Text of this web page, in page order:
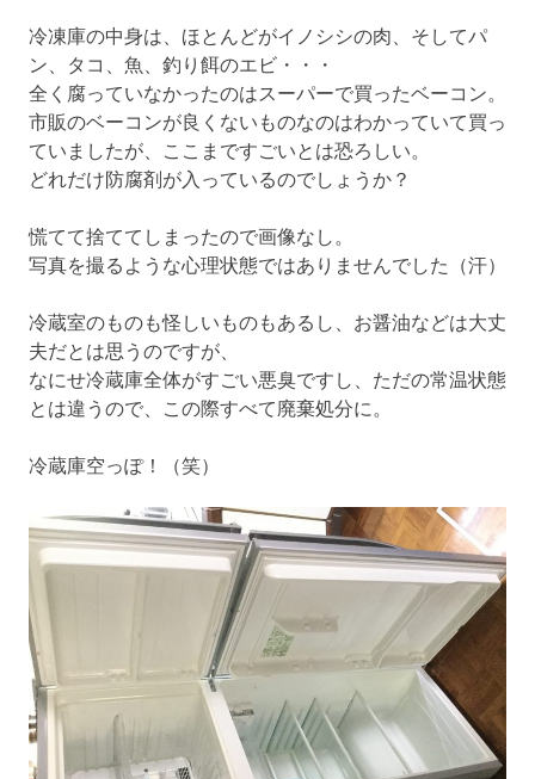
冷凍庫の中身は、ほとんどがイノシシの肉、そしてパ
ン、タコ、魚、釣り餌のエビ・・・
全く腐っていなかったのはスーパーで買ったベーコン。
市販のベーコンが良くないものなのはわかっていて買っ
ていましたが、ここまですごいとは恐ろしい。
どれだけ防腐剤が入っているのでしょうか？
慌てて捨ててしまったので画像なし。
写真を撮るような心理状態ではありませんでした（汗）
冷蔵室のものも怪しいものもあるし、お醤油などは大丈
夫だとは思うのですが、
なにせ冷蔵庫全体がすごい悪臭ですし、ただの常温状態
とは違うので、この際すべて廃棄処分に。
冷蔵庫空っぽ！（笑）